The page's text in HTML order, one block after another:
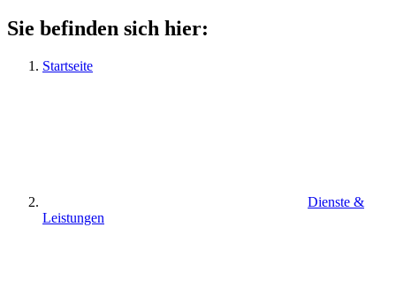
Sie befinden sich hier:
Startseite
Dienste &
Leistungen